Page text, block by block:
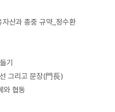
산과 종중 규약_정수환
기
그리고 문장(門長)
와 협동